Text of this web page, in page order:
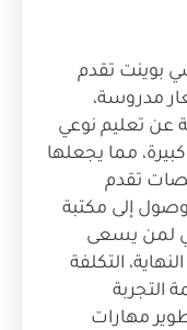
بوينت تقدم
مدروسة،
عن تعليم نوعي
مما يجعلها
تقدم
إلى مكتبة
لمن يسعى
التكلفة
التجربة
مهارات